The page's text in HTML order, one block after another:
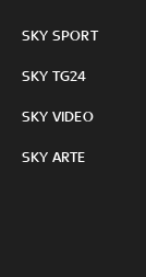
SKY SPORT
SKY TG24
SKY VIDEO
SKY ARTE